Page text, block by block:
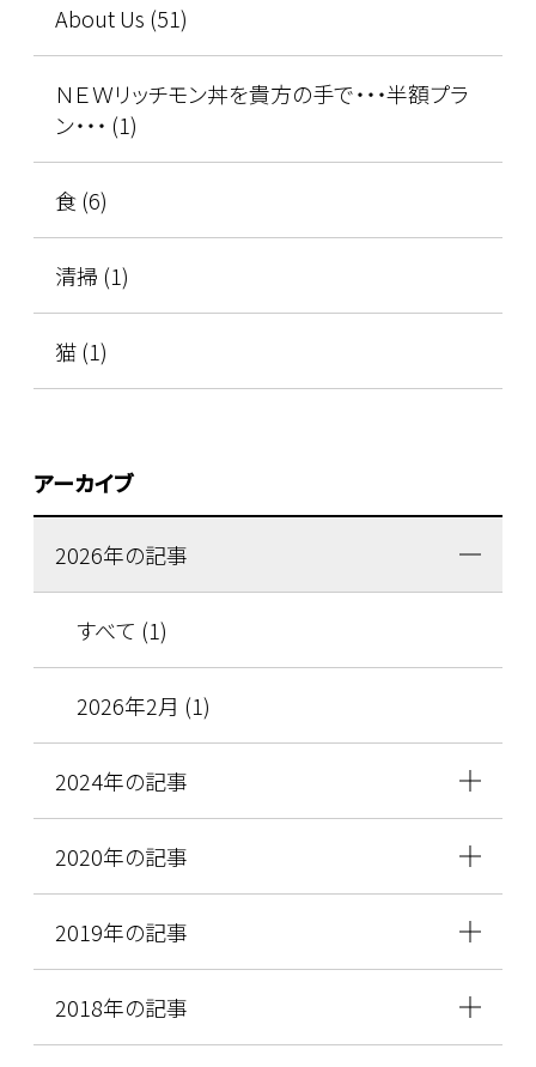
About Us (51)
ＮＥＷリッチモン丼を貴方の手で・・・半額プラ
ン・・・ (1)
食 (6)
清掃 (1)
猫 (1)
アーカイブ
2026年の記事
すべて (1)
2026年2月 (1)
2024年の記事
2020年の記事
2019年の記事
2018年の記事